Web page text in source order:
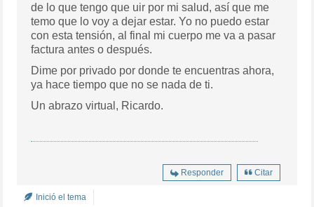
de lo que tengo que uir por mi salud, así que me
temo que lo voy a dejar estar. Yo no puedo estar
con esta tensión, al final mi cuerpo me va a pasar
factura antes o después.
Dime por privado por donde te encuentras ahora,
ya hace tiempo que no se nada de ti.
Un abrazo virtual, Ricardo.
Responder Citar
Inició el tema